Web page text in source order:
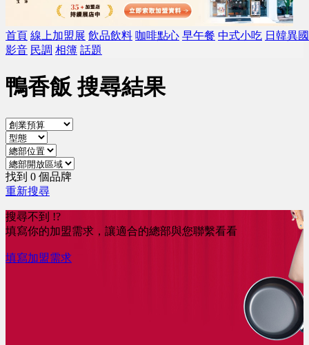
首頁 線上加盟展 飲品飲料 咖啡點心 早午餐 中式小吃 日韓異國
影音 民調 相簿 話題
鴨香飯 搜尋結果
找到 0 個品牌
重新搜尋
搜尋不到 !?
填寫你的加盟需求，讓適合的總部與您聯繫看看
填寫加盟需求